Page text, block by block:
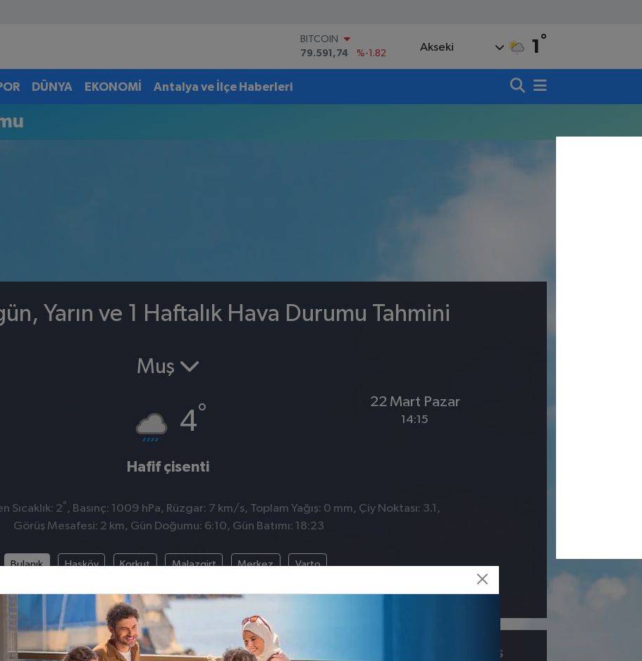
BITCOIN
79.591,74
%-1.82
DOLAR
Akseki 1 °
DÜNYA EKONOMİ Antalya ve İlçe Haberleri
Yarın ve 1 Haftalık Hava Durumu Tahmini
Muş
4°
Hafif çisenti
22 Mart Pazar
14:15
Sıcaklık: 2° , Basınç: 1009 hPa, Rüzgar: 7 km/s, Toplam Yağış: 0 mm, Çiy Noktası: 3.1,
Görüş Mesafesi: 2 km, Gün Doğumu: 6:10, Gün Batımı: 18:23
Bulanık Hasköy Korkut Malazgirt Merkez Varto
BASINÇ RÜZGAR GÖRÜŞ